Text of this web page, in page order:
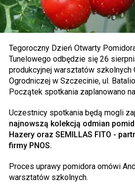
Tegoroczny Dzień Otwarty
Tunelowego odbędzie się 26
produkcyjnej warsztatów szkolnych
Ogrodniczej w Szczecinie, ul.
Początek spotkania zaplanowano
Uczestnicy spotkania będą mogli
najnowszą kolekcją odmian
Hazery oraz SEMILLAS FITO -
firmy PNOS.
Proces uprawy pomidora omówi
warsztatów szkolnych.